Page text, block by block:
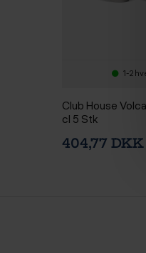
1-2
Club House
cl 5 Stk
404,77 DKK